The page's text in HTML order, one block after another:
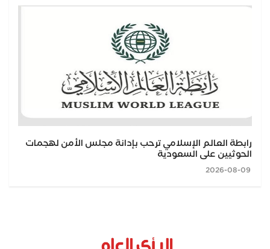
رابطة العالم الإسلامي ترحب بإدانة مجلس الأمن لهجمات
الحوثيين على السعودية